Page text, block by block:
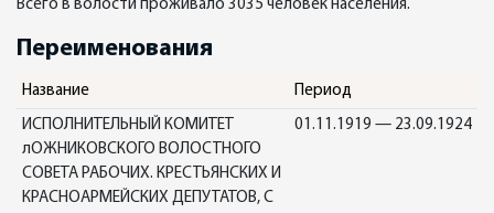
Всего в волости проживало 3035 человек населения.
Переименования
Название Период
ИСПОЛНИТЕЛЬНЫЙ КОМИТЕТ
лОЖНИКОВСКОГО ВОЛОСТНОГО
СОВЕТА РАБОЧИХ. КРЕСТЬЯНСКИХ И
КРАСНОАРМЕЙСКИХ ДЕПУТАТОВ, С
01.11.1919 — 23.09.1924